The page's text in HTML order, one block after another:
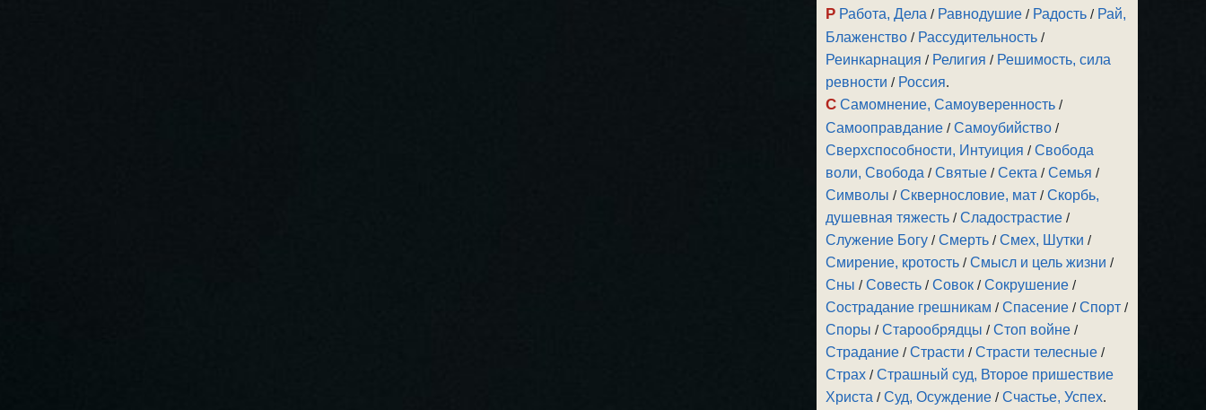
Р Работа, Дела / Равнодушие / Радость / Рай,
Блаженство / Рассудительность /
Реинкарнация / Религия / Решимость, сила
ревности / Россия.
С Самомнение, Самоуверенность /
Самооправдание /Самоубийство /
Сверхспособности, Интуиция /Свобода
воли, Свобода /Святые /Секта /Семья /
Символы /Сквернословие, мат /Скорбь,
душевная тяжесть /Сладострастие /
Служение Богу /Смерть /Смех, Шутки /
Смирение, кротость /Смысл и цель жизни /
Сны /Совесть /Совок /Сокрушение /
Сострадание грешникам /Спасение /Спорт /
Споры /Старообрядцы /Стоп войне /
Страдание /Страсти /Страсти телесные /
Страх /Страшный суд, Второе пришествие
Христа /Суд, Осуждение /Счастье, Успех.